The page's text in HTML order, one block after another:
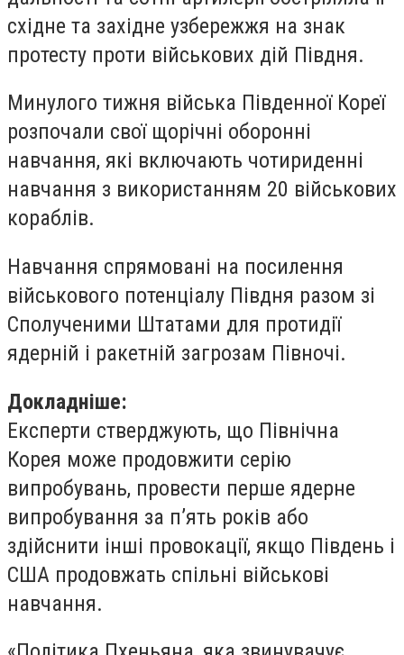
східне та західне узбережжя на знак
протесту проти військових дій Півдня.
Минулого тижня війська Південної Кореї
розпочали свої щорічні оборонні
навчання, які включають чотириденні
навчання з використанням 20 військових
кораблів.
Навчання спрямовані на посилення
військового потенціалу Півдня разом зі
Сполученими Штатами для протидії
ядерній і ракетній загрозам Півночі.
Докладніше:
Експерти стверджують, що Північна
Корея може продовжити серію
випробувань, провести перше ядерне
випробування за п’ять років або
здійснити інші провокації, якщо Південь і
США продовжать спільні військові
навчання.